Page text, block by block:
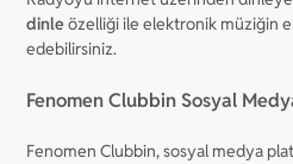
dinle özelliği ile elektronik müziğin
edebilirsiniz.
Fenomen Clubbin Sosyal
Fenomen Clubbin, sosyal medya